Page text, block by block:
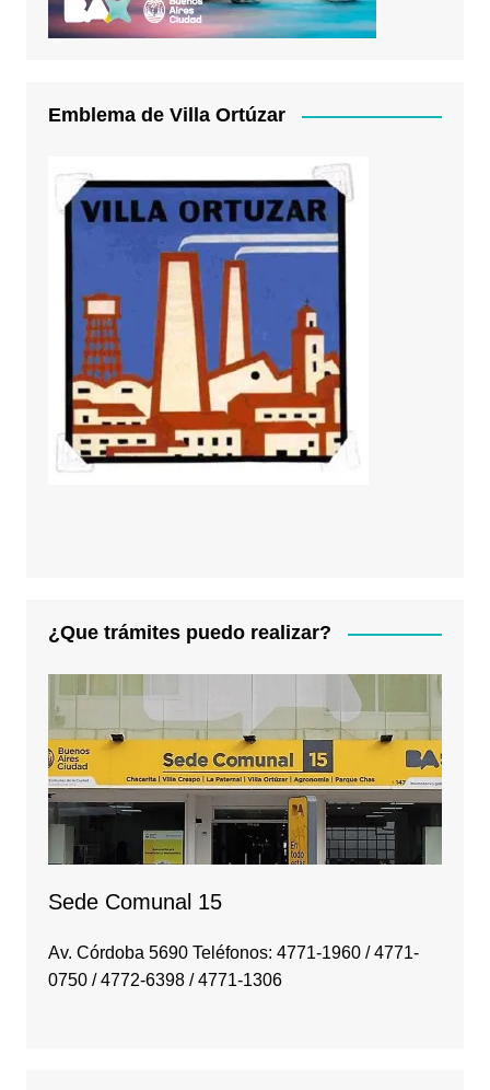
Emblema de Villa Ortúzar
¿Que trámites puedo realizar?
Sede Comunal 15
Av. Córdoba 5690 Teléfonos: 4771-1960 / 4771-
0750 / 4772-6398 / 4771-1306